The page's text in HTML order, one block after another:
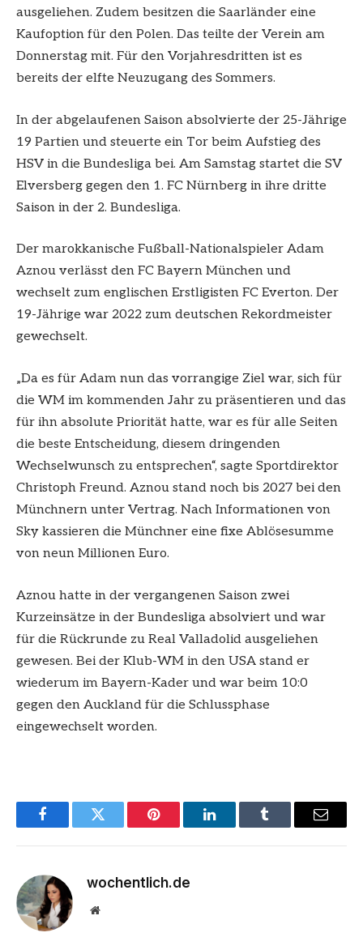
ausgeliehen. Zudem besitzen die Saarländer eine
Kaufoption für den Polen. Das teilte der Verein am
Donnerstag mit. Für den Vorjahresdritten ist es
bereits der elfte Neuzugang des Sommers.
In der abgelaufenen Saison absolvierte der 25-Jährige
19 Partien und steuerte ein Tor beim Aufstieg des
HSV in die Bundesliga bei. Am Samstag startet die SV
Elversberg gegen den 1. FC Nürnberg in ihre dritte
Saison in der 2. Bundesliga.
Der marokkanische Fußball-Nationalspieler Adam
Aznou verlässt den FC Bayern München und
wechselt zum englischen Erstligisten FC Everton. Der
19-Jährige war 2022 zum deutschen Rekordmeister
gewechselt.
„Da es für Adam nun das vorrangige Ziel war, sich für
die WM im kommenden Jahr zu präsentieren und das
für ihn absolute Priorität hatte, war es für alle Seiten
die beste Entscheidung, diesem dringenden
Wechselwunsch zu entsprechen“, sagte Sportdirektor
Christoph Freund. Aznou stand noch bis 2027 bei den
Münchnern unter Vertrag. Nach Informationen von
Sky kassieren die Münchner eine fixe Ablösesumme
von neun Millionen Euro.
Aznou hatte in der vergangenen Saison zwei
Kurzeinsätze in der Bundesliga absolviert und war
für die Rückrunde zu Real Valladolid ausgeliehen
gewesen. Bei der Klub-WM in den USA stand er
wiederum im Bayern-Kader und war beim 10:0
gegen den Auckland für die Schlussphase
eingewechselt worden.
FacebookTwitter Pinterest LinkedInTumblr Email
wochentlich.de
Website